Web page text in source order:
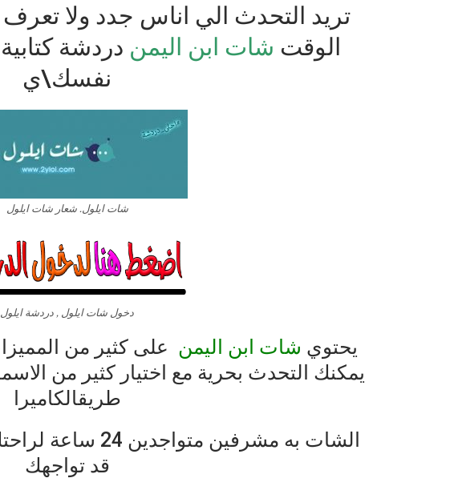
تريد التحدث الي اناس جدد ولا تعرف
الوقت شات ابن اليمن دردشة
نفسك\ي
شات ايلول. شعار شات ايلول
دخول شات ايلول , دردشة ايلول
يحتوي شات ابن اليمن على كثير من
يمكنك التحدث بحرية مع اختيار كثير من
طريقالكاميرا
الشات به مشرفين متواجدين ساعة
قد تواجهك